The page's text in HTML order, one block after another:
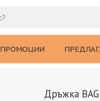
ПРОМОЦИИ
Дръжка